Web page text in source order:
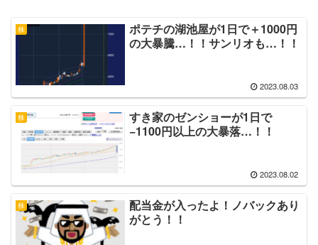
株
ポテチの湖池屋が1日で＋1000円
の大暴騰…！！サンリオも…！！
2023.08.03
株
すき家のゼンショーが1日で
−1100円以上の大暴落…！！
2023.08.02
株
配当金が入ったよ！ノバックあり
がとう！！